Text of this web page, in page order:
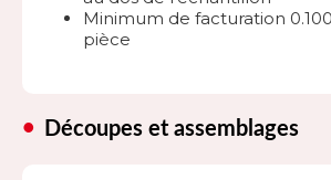
Minimum de facturation
pièce
Découpes et assemblages